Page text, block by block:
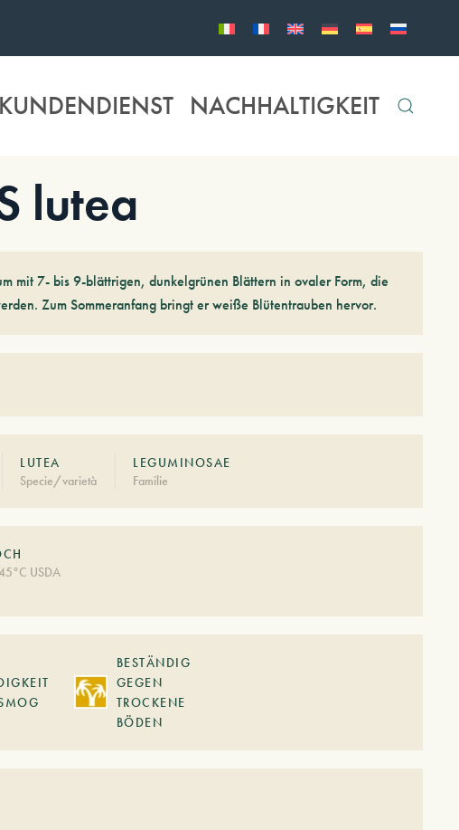
KUNDENDIENST NACHHALTIGKEIT
lutea
mit 7- bis 9-blättrigen, dunkelgrünen Blättern in ovaler Form, die
Zum Sommeranfang bringt er weiße Blütentrauben hervor.
LUTEA
Specie/varietà
LEGUMINOSAE
Familie
USDA
BESTÄNDIG
GEGEN
TROCKENE
BÖDEN